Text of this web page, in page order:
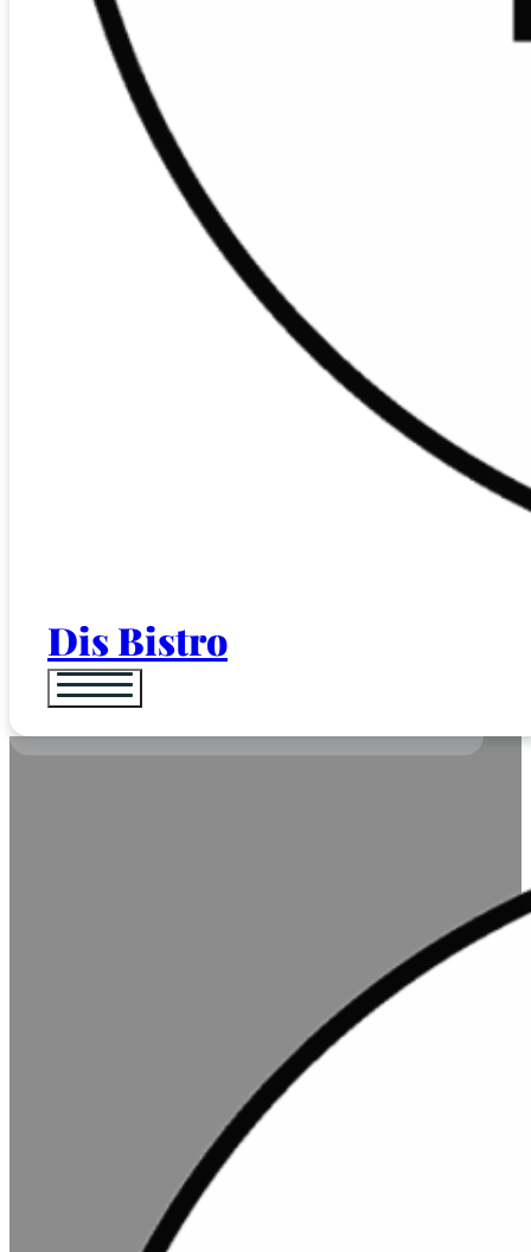
Dis Bistro